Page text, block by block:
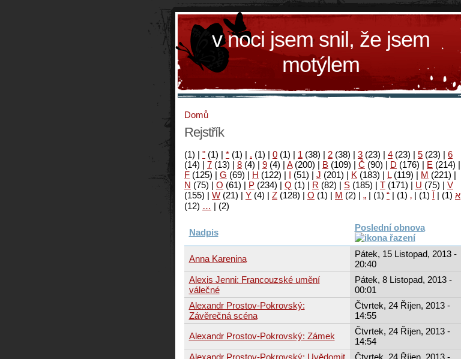
v noci jsem snil, že jsem
motýlem
Domů
Rejstřík
(1) | " (1) | * (1) | . (1) | 0 (1) | 1 (38) | 2 (38) | 3 (23) | 4 (23) | 5 (23) | 6
(14) | 7 (13) | 8 (4) | 9 (4) | A(200) | B (109) | Č (90) | D (176) | E (214) |
F (125) | G (69) | H (122) | I (51) | J (201) | K (183) | L(119) | M (221) |
N (75) | O (61) | P (234) | Q (1) | R (82) | S (185) | T (171) | U (75) | V
(155) | W (21) | Y (4) | Z (128) | Ο (1) | М (2) | א (1)
| آ (1)
|
‚
(1)
|
“
(1)
|
„
(2)
|
…
(12)
Nadpis Poslední obnova
Anna Karenina
Pátek, 15 Listopad, 2013 -
20:40
Alexis Jenni: Francouzské umění
válečné
Pátek, 8 Listopad, 2013 -
00:01
Alexandr Prostov-Pokrovský:
Závěrečná scéna
Čtvrtek, 24 Říjen, 2013 -
14:55
Alexandr Prostov-Pokrovský: Zámek
Čtvrtek, 24 Říjen, 2013 -
14:54
Alexandr Prostov-Pokrovský: Uvědomit
Čtvrtek, 24 Říjen, 2013 -